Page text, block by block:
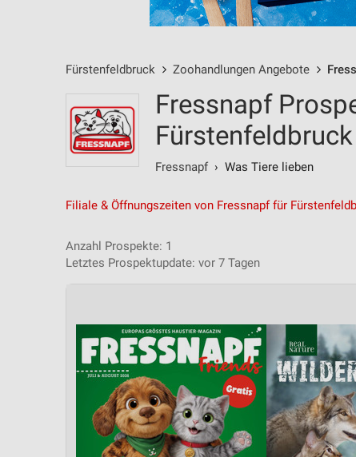
Fürstenfeldbruck Zoohandlungen Angebote
Fressnapf
Fürstenfeldbruck
Fressnapf› Was Tiere lieben
Filiale & Öffnungszeiten von Fressnapf für
Anzahl Prospekte: 1
Letztes Prospektupdate: vor 7 Tagen